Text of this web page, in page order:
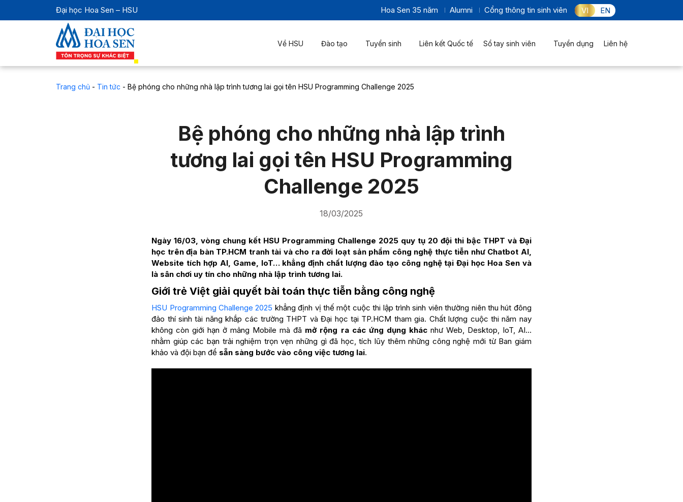
Đại học Hoa Sen – HSU Hoa Sen 35 năm Alumni Cổng thông tin sinh viên VI EN
Về HSU Đào tạo Tuyển sinh Liên kết Quốc tế Sổ tay sinh viên Tuyển dụng Liên hệ
Trang chủ - Tin tức - Bệ phóng cho những nhà lập trình tương lai gọi tên HSU Programming Challenge 2025
Bệ phóng cho những nhà lập trình
tương lai gọi tên HSU Programming
Challenge 2025
18/03/2025
Ngày 16/03, vòng chung kết HSU Programming Challenge 2025 quy tụ 20 đội thi bậc THPT và Đại
học trên địa bàn TP.HCM tranh tài và cho ra đời loạt sản phẩm công nghệ thực tiễn như Chatbot AI,
Website tích hợp AI, Game, IoT… khẳng định chất lượng đào tạo công nghệ tại Đại học Hoa Sen và
là sân chơi uy tín cho những nhà lập trình tương lai.
Giới trẻ Việt giải quyết bài toán thực tiễn bằng công nghệ
HSU Programming Challenge 2025 khẳng định vị thế một cuộc thi lập trình sinh viên thường niên thu hút đông
đảo thí sinh tài năng khắp các trường THPT và Đại học tại TP.HCM tham gia. Chất lượng cuộc thi năm nay
không còn giới hạn ở mảng Mobile mà đã mở rộng ra các ứng dụng khácnhư Web, Desktop, IoT, AI…
nhằm giúp các bạn trải nghiệm trọn vẹn những gì đã học, tích lũy thêm những công nghệ mới từ Ban giám
khảo và đội bạn để sẵn sàng bước vào công việc tương lai.